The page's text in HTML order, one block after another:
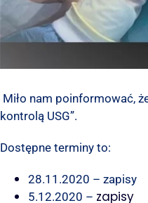
Miło nam poinformować,
kontrolą USG”.
Dostępne terminy to:
28.11.2020 – zapisy
5.12.2020 – zapisy